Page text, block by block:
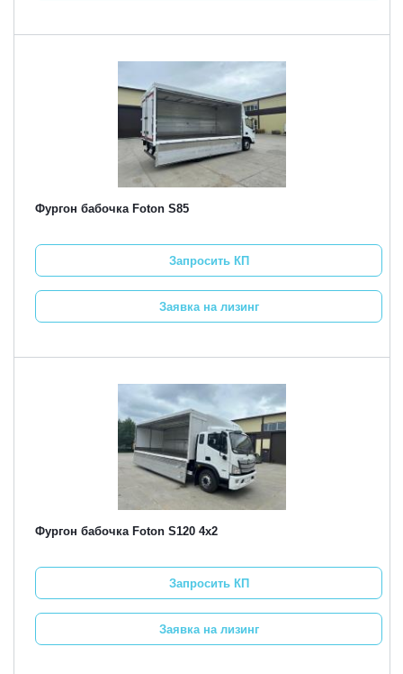
Фургон бабочка Foton S85
Запросить КП
Заявка на лизинг
Фургон бабочка Foton S120 4х2
Запросить КП
Заявка на лизинг